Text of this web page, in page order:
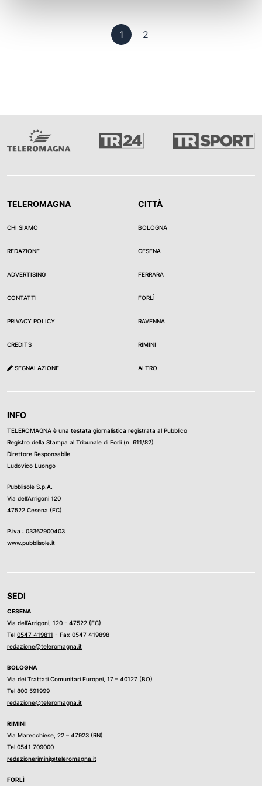
1 Pagina 1
2
TELEROMAGNA
CHI SIAMO
REDAZIONE
ADVERTISING
CONTATTI
PRIVACY POLICY
CREDITS
SEGNALAZIONE
CITTÀ
BOLOGNA
CESENA
FERRARA
FORLÌ
RAVENNA
RIMINI
ALTRO
INFO
TELEROMAGNA è una testata giornalistica registrata al Pubblico
Registro della Stampa al Tribunale di Forli (n. 611/82)
Direttore Responsabile
Ludovico Luongo
Pubblisole S.p.A.
Via dell’Arrigoni 120
47522 Cesena (FC)
P.iva : 03362900403
www.pubblisole.it
SEDI
CESENA
Via dell’Arrigoni, 120 - 47522 (FC)
Tel 0547 419811 - Fax 0547 419898
redazione@teleromagna.it
BOLOGNA
Via dei Trattati Comunitari Europei, 17 – 40127 (BO)
Tel 800 591999
redazione@teleromagna.it
RIMINI
Via Marecchiese, 22 – 47923 (RN)
Tel 0541 709000
redazionerimini@teleromagna.it
FORLÌ